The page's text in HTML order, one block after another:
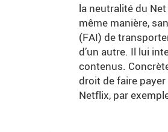
la neutralité du
même manière,
(FAI) de
d’un autre. Il lui
contenus.
droit de faire
Netflix, par